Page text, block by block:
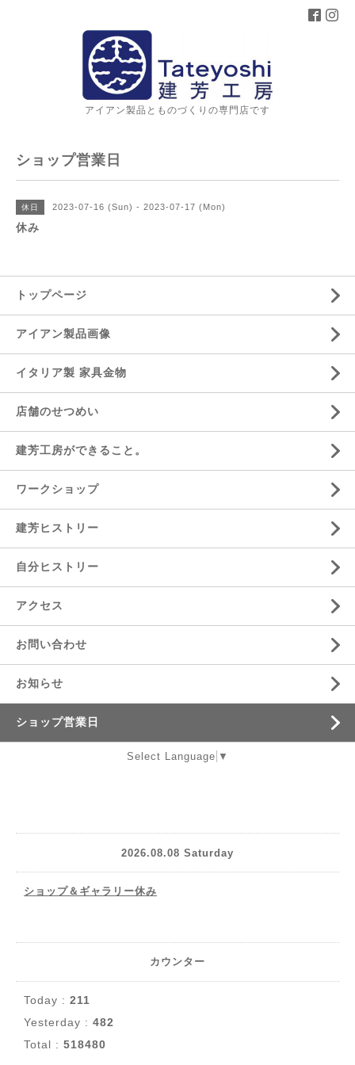
アイアン製品とものづくりの専門店です
ショップ営業日
休日 2023-07-16 (Sun) - 2023-07-17 (Mon)
休み
トップページ
アイアン製品画像
イタリア製 家具金物
店舗のせつめい
建芳工房ができること。
ワークショップ
建芳ヒストリー
自分ヒストリー
アクセス
お問い合わせ
お知らせ
ショップ営業日
Select Language ▼
2026.08.08 Saturday
ショップ＆ギャラリー休み
カウンター
Today : 211
Yesterday : 482
Total : 518480